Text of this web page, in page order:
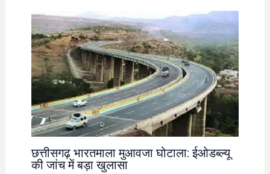
छत्तीसगढ़ भारतमाला मुआवजा घोटाला: ईओडब्ल्यू
की जांच में बड़ा खुलासा